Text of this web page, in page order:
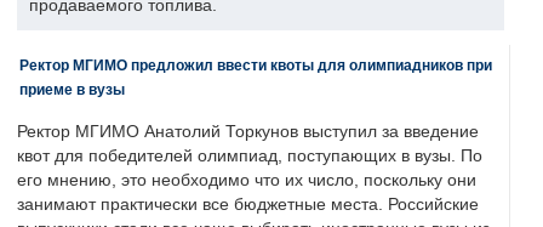
продаваемого топлива.
Ректор МГИМО предложил ввести квоты для олимпиадников при
приеме в вузы
Ректор МГИМО Анатолий Торкунов выступил за введение
квот для победителей олимпиад, поступающих в вузы. По
его мнению, это необходимо что их число, поскольку они
занимают практически все бюджетные места. Российские